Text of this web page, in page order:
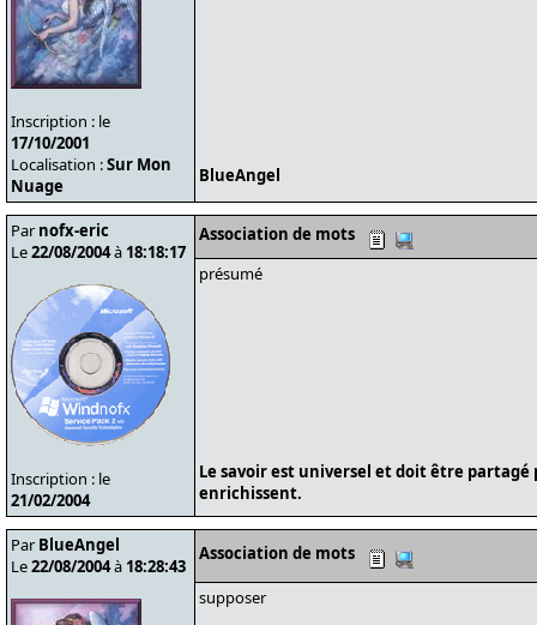
Inscription : le
17/10/2001
Localisation :Sur Mon
Nuage
BlueAngel
Par nofx-eric
Le22/08/2004à 18:18:17
Inscription : le
21/02/2004
Association de mots
présumé
Le savoir est universel et doit être partagé
enrichissent.
Par BlueAngel
Le22/08/2004à 18:28:43
Association de mots
supposer